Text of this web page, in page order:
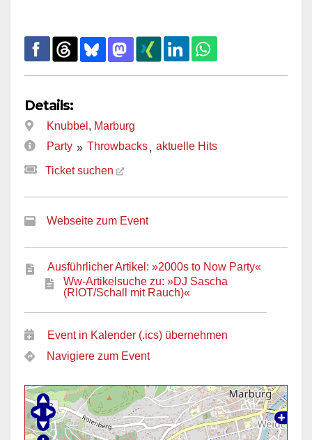
Details:
Knubbel , Marburg
Party » Throwbacks, aktuelle Hits
Ticket suchen
Webseite zum Event
Ausführlicher Artikel: »2000s to Now Party«
Ww-Artikelsuche zu: »DJ Sascha
(RIOT/Schall mit Rauch)«
Event in Kalender (.ics) übernehmen
Navigiere zum Event